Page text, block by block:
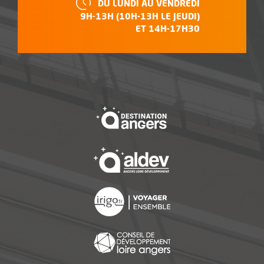
DU LUNDI AU VENDREDI
9H-13H (10H-13H LE JEUDI)
ET 14H-17H30